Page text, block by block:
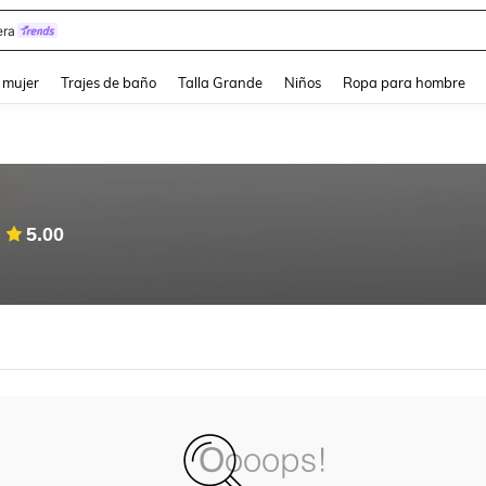
Trajes de baño Talla Grande Niños Ropa para hombre
5.00